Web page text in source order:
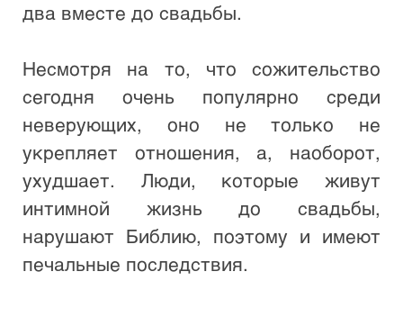
два вместе до свадьбы.
Несмотря на то, что сожительство
сегодня очень популярно среди
неверующих, оно не только не
укрепляет отношения, а, наоборот,
ухудшает. Люди, которые живут
интимной жизнь до свадьбы,
нарушают Библию, поэтому и имеют
печальные последствия.